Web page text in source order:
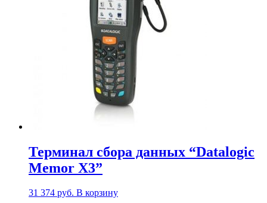
Терминал сбора данных “Datalogic
Memor X3”
31 374 руб. В корзину